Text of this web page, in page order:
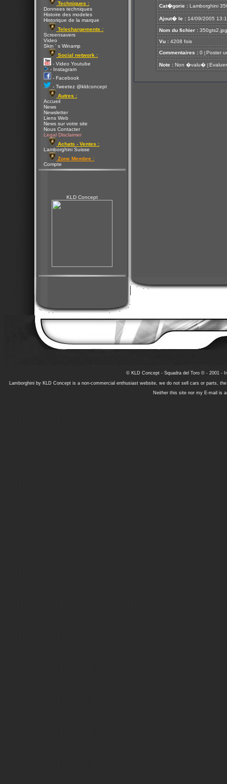
Techniques :
Donnees techniques
Histoire des modeles
Historique de la marque
Telechargements :
Screensavers
Video
Skin ' s Winamp
Social network :
- Video Youtube
- Instagram
- Facebook
- Tweetez @kldconcept
Autres :
Accueil
News
Newsletter
Liens Web
News sur votre site
Nous Contacter
Legal Disclaimer
Achats - Ventes :
Lamborghini Suisse
Zone Membre :
Compte
KLD Concept
Cat�gorie : Lamborghini
Ajout� le : 14/09/2005
Nom du fichier : 350gts2.jpg
Vu : 4208 fois
Commentaires : 0 [ Poster
Note : Non �valu� [ Evaluer
© KLD Concept - Squadra del Toro © - 2001 -
Lamborghini by KLD Concept is a non-commercial enthusiast website, we do not sell cars or parts,
Neither this site nor my E-mail is